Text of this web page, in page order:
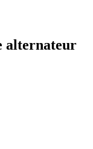
alternateur